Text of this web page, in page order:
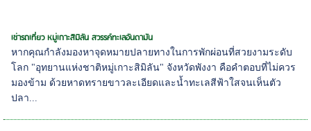
เช่ารถเที่ยว หมู่เกาะสิมิลัน สวรรค์ทะเลอันดามัน
หากคุณกำลังมองหาจุดหมายปลายทางในการพักผ่อนที่สวยงามระดับ
โลก "อุทยานแห่งชาติหมู่เกาะสิมิลัน" จังหวัดพังงา คือคำตอบที่ไม่ควร
มองข้าม ด้วยหาดทรายขาวละเอียดและน้ำทะเลสีฟ้าใสจนเห็นตัว
ปลา...